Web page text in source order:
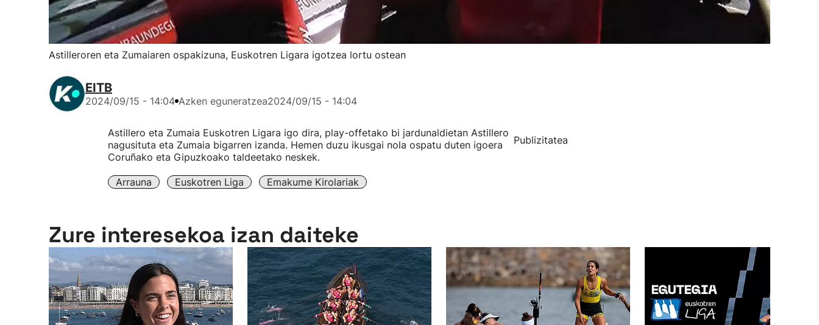
Astilleroren eta Zumaiaren ospakizuna, Euskotren Ligara igotzea lortu ostean
EITB
2024/09/15 - 14:04 Azken eguneratzea2024/09/15 - 14:04
Astillero eta Zumaia Euskotren Ligara igo dira, play-offetako bi jardunaldietan Astillero
nagusituta eta Zumaia bigarren izanda. Hemen duzu ikusgai nola ospatu duten igoera
Coruñako eta Gipuzkoako taldeetako neskek.
Arrauna Euskotren Liga Emakume Kirolariak
Publizitatea
Zure interesekoa izan daiteke